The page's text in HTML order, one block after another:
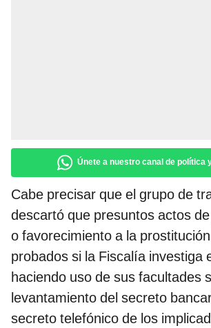
Únete a nuestro canal de política
Cabe precisar que el grupo de
descartó que presuntos actos
o favorecimiento a la
probados si la Fiscalía investiga
haciendo uso de sus facultades
levantamiento del secreto
secreto telefónico de los